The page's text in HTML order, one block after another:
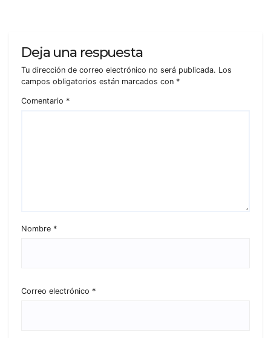
Deja una respuesta
Tu dirección de correo electrónico no será publicada. Los
campos obligatorios están marcados con *
Comentario *
Nombre *
Correo electrónico *